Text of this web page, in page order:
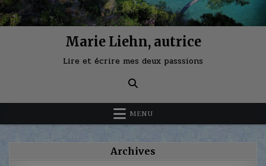
Marie Liehn, autrice
Lire et écrire mes deux passsions
MENU
Archives